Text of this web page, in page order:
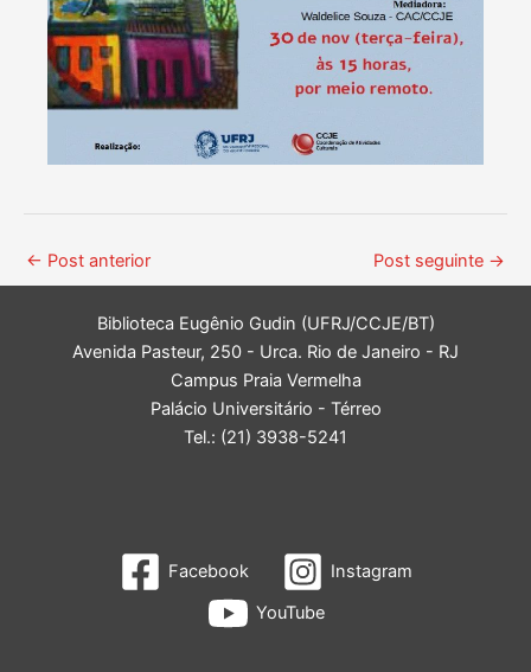
← Post anterior Post seguinte →
Biblioteca Eugênio Gudin (UFRJ/CCJE/BT)
Avenida Pasteur, 250 - Urca. Rio de Janeiro - RJ
Campus Praia Vermelha
Palácio Universitário - Térreo
Tel.: (21) 3938-5241
Facebook
Instagram
YouTube